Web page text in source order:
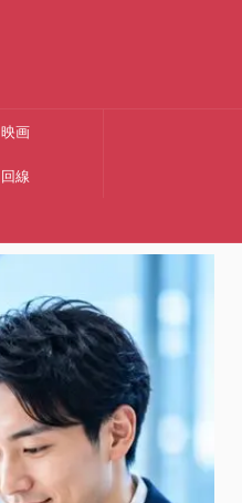
映画
回線